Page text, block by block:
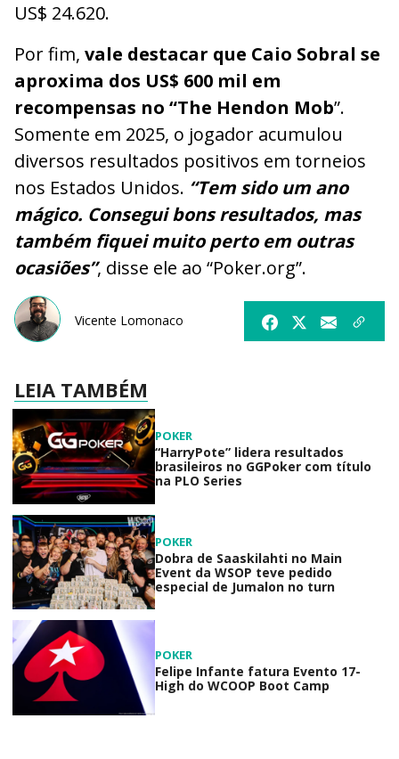
US$ 24.620.
Por fim, vale destacar que Caio Sobral se
aproxima dos US$ 600 mil em
recompensas no “The Hendon Mob”.
Somente em 2025, o jogador acumulou
diversos resultados positivos em torneios
nos Estados Unidos. “Tem sido um ano
mágico. Consegui bons resultados, mas
também fiquei muito perto em outras
ocasiões”, disse ele ao “Poker.org”.
Vicente Lomonaco
LEIA TAMBÉM
POKER
“HarryPote” lidera resultados
brasileiros no GGPoker com título
na PLO Series
POKER
Dobra de Saaskilahti no Main
Event da WSOP teve pedido
especial de Jumalon no turn
POKER
Felipe Infante fatura Evento 17-
High do WCOOP Boot Camp